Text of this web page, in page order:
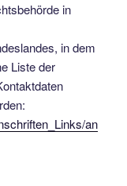
in
in dem
Liste der
an